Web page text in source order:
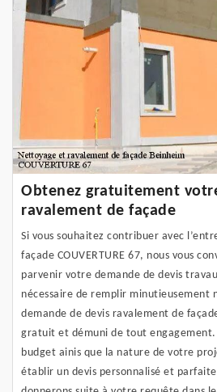
Obtenez gratuitement
ravalement de façade
Si vous souhaitez contribuer avec
façade COUVERTURE 67, nous vous
parvenir votre demande de devis
nécessaire de remplir
demande de devis ravalement de
gratuit et démuni de tout engagement.
budget ainis que la nature de votre
établir un devis personnalisé et